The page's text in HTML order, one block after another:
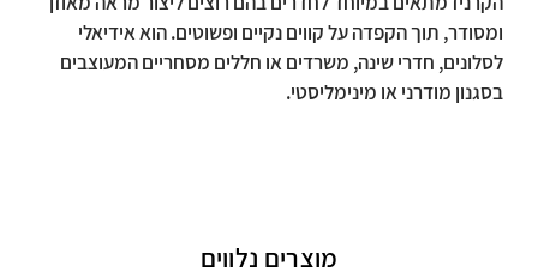
ומסודר, תוך הקפדה על קווים נקיים ופשוטים. הוא אידיאלי
לסלונים, חדרי שינה, משרדים או חללים מסחריים המעוצבים
בסגנון מודרני או מינימליסטי.
מוצרים נלווים